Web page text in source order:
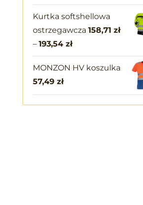
Kurtka softshellowa
ostrzegawcza 158,71 zł
– 193,54 zł
MONZON HV koszulka
57,49 zł